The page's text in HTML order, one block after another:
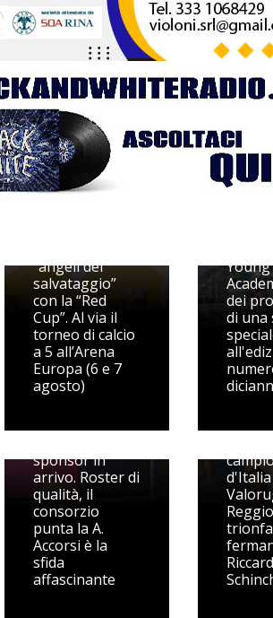
“angeli del
salvataggio”
con la “Red
Cup”. Al via il
torneo di calcio
a 5 all’Arena
Europa (6 e 7
agosto)
Young
dei
di una
VL Pesaro, c'è
sponsor in
arrivo. Roster di
qualità, il
consorzio
punta la A.
Accorsi è la
sfida
affascinante